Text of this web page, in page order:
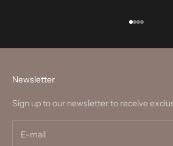
Go to item 1
Go to item
Go to
Go to
Newsletter
Sign up to our newsletter to receive